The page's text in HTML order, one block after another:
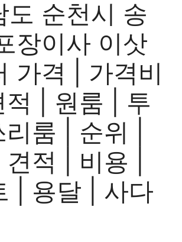
도 순천시 송
장이사 이삿
가격 | 가격비
적 | 원룸 | 투
룸 | 순위 |
적 | 비용 |
| 용달 | 사다